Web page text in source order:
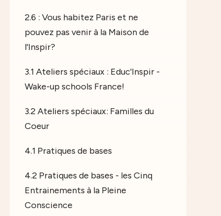
2.6 : Vous habitez Paris et ne
pouvez pas venir à la Maison de
l'Inspir?
3.1 Ateliers spéciaux : Educ'Inspir -
Wake-up schools France!
3.2 Ateliers spéciaux: Familles du
Coeur
4.1 Pratiques de bases
4.2 Pratiques de bases - les Cinq
Entrainements à la Pleine
Conscience